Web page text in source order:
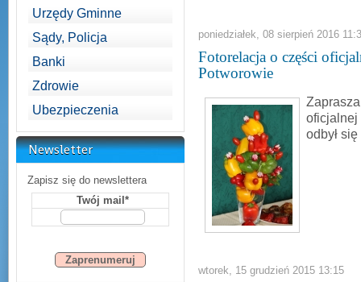
Urzędy Gminne
Sądy, Policja
Banki
Zdrowie
Ubezpieczenia
Newsletter
Zapisz się do newslettera
Twój mail*
poniedziałek, 08 sierpień 2016
Fotorelacja o części
Potworowie
oficjalnej
odbył
wtorek, 15 grudzień 2015 13:15